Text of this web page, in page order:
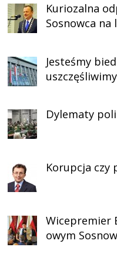
Kuriozalna
Sosnowca
Jesteśmy
Dylematy
Korupcja czy
Wicepremier
owym